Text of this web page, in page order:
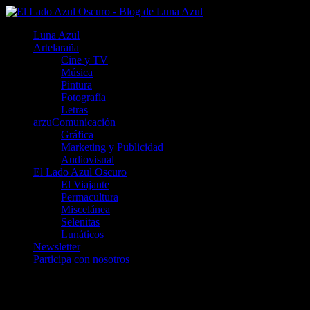
Luna Azul
Artelaraña
Cine y TV
Música
Pintura
Fotografía
Letras
arzuComunicación
Gráfica
Marketing y Publicidad
Audiovisual
El Lado Azul Oscuro
El Viajante
Permacultura
Miscelánea
Selenitas
Lunáticos
Newsletter
Participa con nosotros